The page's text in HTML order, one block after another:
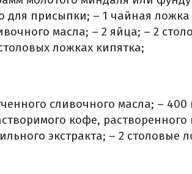
для присыпки; – 1 чайная
масла; – 2 яйца; – 2
ложках кипятка;
сливочного масла; – 400
кофе,
экстракта; – 2 столовые